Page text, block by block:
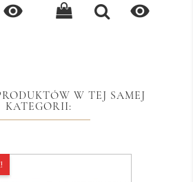
 
W TEJ SAMEJ
KATEGORII: